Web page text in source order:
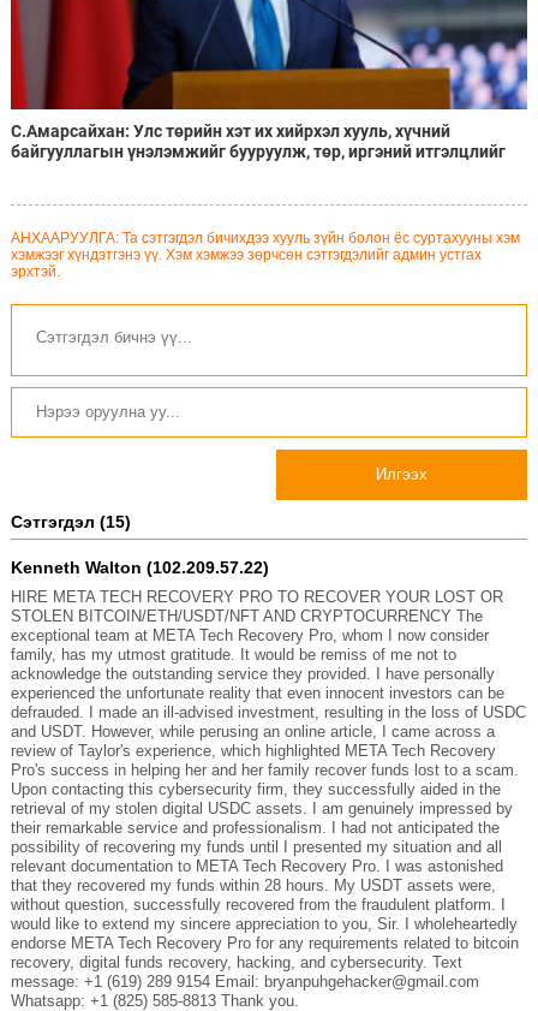
С.Амарсайхан: Улс төрийн хэт их хийрхэл хууль, хүчний
байгууллагын үнэлэмжийг бууруулж, төр, иргэний итгэлцлийг
АНХААРУУЛГА: Та сэтгэгдэл бичихдээ хууль зүйн болон ёс суртахууны хэм
хэмжээг хүндэтгэнэ үү. Хэм хэмжээ зөрчсөн сэтгэгдэлийг админ устгах
эрхтэй.
Илгээх
Сэтгэгдэл (15)
Kenneth Walton (102.209.57.22)
HIRE META TECH RECOVERY PRO TO RECOVER YOUR LOST OR
STOLEN BITCOIN/ETH/USDT/NFT AND CRYPTOCURRENCY The
exceptional team at META Tech Recovery Pro, whom I now consider
family, has my utmost gratitude. It would be remiss of me not to
acknowledge the outstanding service they provided. I have personally
experienced the unfortunate reality that even innocent investors can be
defrauded. I made an ill-advised investment, resulting in the loss of USDC
and USDT. However, while perusing an online article, I came across a
review of Taylor's experience, which highlighted META Tech Recovery
Pro's success in helping her and her family recover funds lost to a scam.
Upon contacting this cybersecurity firm, they successfully aided in the
retrieval of my stolen digital USDC assets. I am genuinely impressed by
their remarkable service and professionalism. I had not anticipated the
possibility of recovering my funds until I presented my situation and all
relevant documentation to META Tech Recovery Pro. I was astonished
that they recovered my funds within 28 hours. My USDT assets were,
without question, successfully recovered from the fraudulent platform. I
would like to extend my sincere appreciation to you, Sir. I wholeheartedly
endorse META Tech Recovery Pro for any requirements related to bitcoin
recovery, digital funds recovery, hacking, and cybersecurity. Text
message: +1 (619) 289 9154 Email: bryanpuhgehacker@gmail.com
Whatsapp: +1 (825) 585-8813 Thank you.